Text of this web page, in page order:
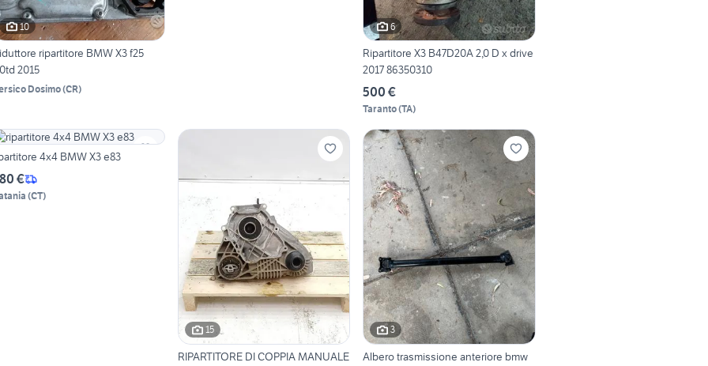
10
ripartitore BMW X3 f25
2015
Dosimo(CR)
6
Ripartitore X3 B47D20A 2,0 D x drive
2017 86350310
500 €
Taranto(TA)
4x4 BMW X3 e83
€
(CT)
15
RIPARTITORE DI COPPIA MANUALE
3
Albero trasmissione anteriore bmw